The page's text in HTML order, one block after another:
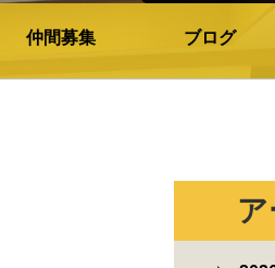
仲間募集 ブログ